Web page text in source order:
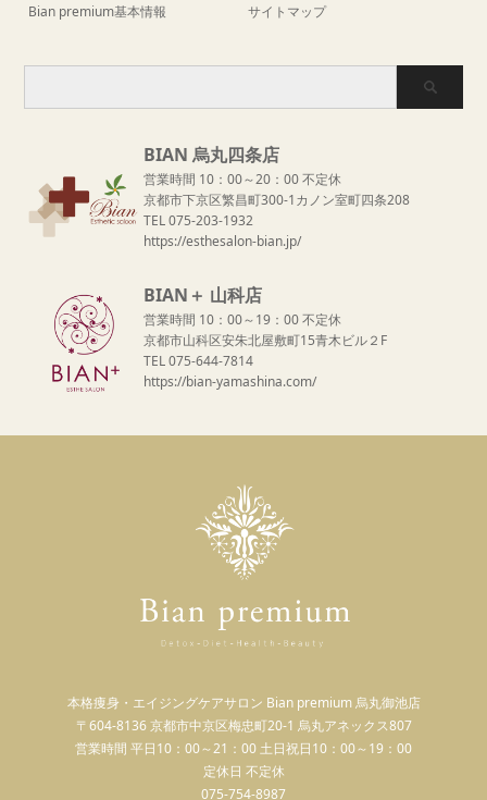
Bian premium基本情報
サイトマップ
BIAN 烏丸四条店
営業時間 10：00～20：00 不定休
京都市下京区繁昌町300-1カノン室町四条208
TEL 075-203-1932
https://esthesalon-bian.jp/
BIAN＋ 山科店
営業時間 10：00～19：00 不定休
京都市山科区安朱北屋敷町15青木ビル２F
TEL 075-644-7814
https://bian-yamashina.com/
本格痩身・エイジングケアサロン Bian premium 烏丸御池店
〒604-8136 京都市中京区梅忠町20-1 烏丸アネックス807
営業時間 平日10：00～21：00 土日祝日10：00～19：00
定休日 不定休
075-754-8987